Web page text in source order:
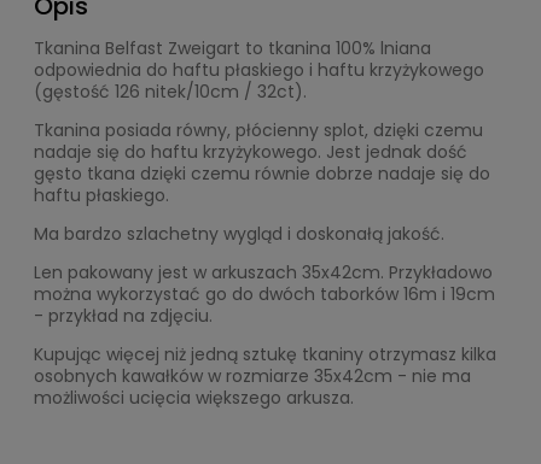
Tkanina Belfast Zweigart to tkanina 100% lniana
odpowiednia do haftu płaskiego i haftu krzyżykowego
(gęstość 126 nitek/10cm / 32ct).
Tkanina posiada równy, płócienny splot, dzięki czemu
nadaje się do haftu krzyżykowego. Jest jednak dość
gęsto tkana dzięki czemu równie dobrze nadaje się do
haftu płaskiego.
Ma bardzo szlachetny wygląd i doskonałą jakość.
Len pakowany jest w arkuszach 35x42cm. Przykładowo
można wykorzystać go do dwóch taborków 16m i 19cm
- przykład na zdjęciu.
Kupując więcej niż jedną sztukę tkaniny otrzymasz kilka
osobnych kawałków w rozmiarze 35x42cm - nie ma
możliwości ucięcia większego arkusza.